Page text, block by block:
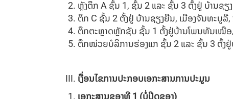
ຫຼັງຕຶກ A ຊັ້ນ 1, ຊັ້ນ 2 ແລະ ຊັ້ນ 3 ຕັ້ງຢູ່ ບ້ານຊ
ຕຶກ C ຊັ້ນ 2 ຕັ້ງຢູ່ ບ້ານຊຽງຍືນ, ເມືອງຈັນທະບູ
ຕຶກຕະຫຼາດຫຼັກຊັບ ຊັ້ນ 1 ຕັ້ງຢູ່ບ້ານໂພນທັນເໜືອ
ຕຶກໜ່ວຍບໍລິການຮ່ອງແກ ຊັ້ນ 2 ແລະ ຊັ້ນ 3 ຕັ້ງຢູ່
ເງື່ອນໄຂການປະກອບເອກະສານການປະມູນ
ເອກະສານຊອງທີ 1 (ບໍ່ປິດຊອງ)